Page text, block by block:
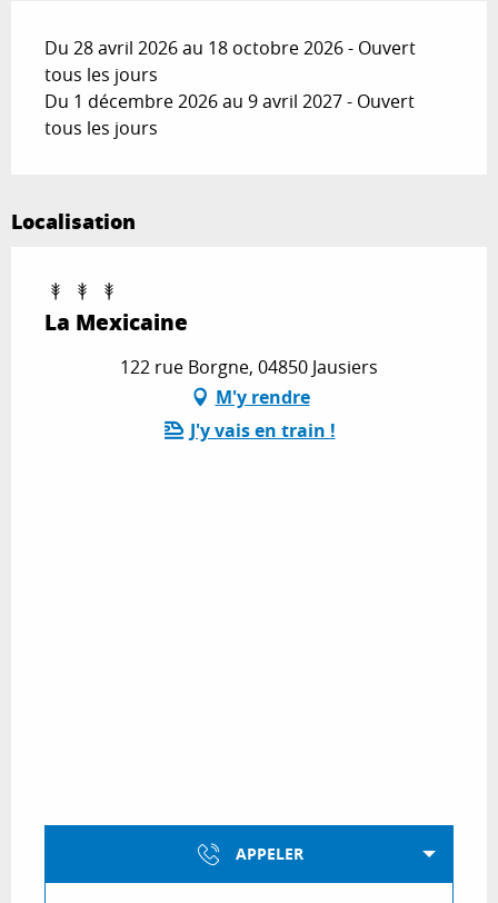
Du 28 avril 2026 au 18 octobre 2026 - Ouvert
tous les jours
Du 1 décembre 2026 au 9 avril 2027 - Ouvert
tous les jours
Localisation
La Mexicaine
122 rue Borgne, 04850 Jausiers
M'y rendre
J'y vais en train !
APPELER